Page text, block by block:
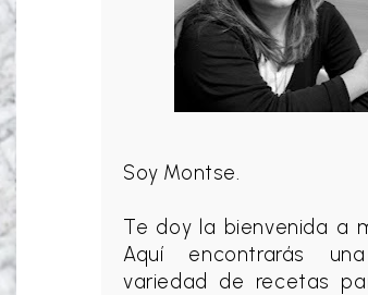
Soy Montse.
Te doy la bienvenida a
Aquí encontrarás
variedad de recetas